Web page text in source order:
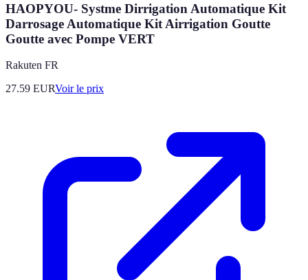
HAOPYOU- Systme Dirrigation Automatique Kit
Darrosage Automatique Kit Airrigation Goutte
Goutte avec Pompe VERT
Rakuten FR
27.59 EURVoir le prix